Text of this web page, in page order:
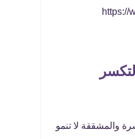
https://
والمشققة لا تنمو